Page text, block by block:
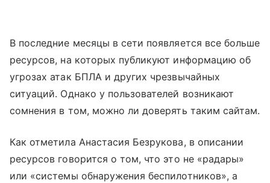
В последние месяцы в сети появляется все больше
ресурсов, на которых публикуют информацию об
угрозах атак БПЛА и других чрезвычайных
ситуаций. Однако у пользователей возникают
сомнения в том, можно ли доверять таким сайтам.
Как отметила Анастасия Безрукова, в описании
ресурсов говорится о том, что это не «радары»
или «системы обнаружения беспилотников», а